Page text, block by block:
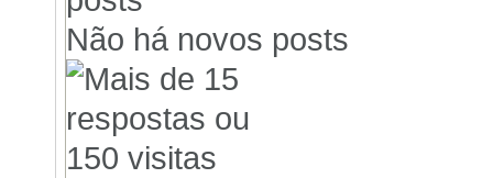
Não há novos posts